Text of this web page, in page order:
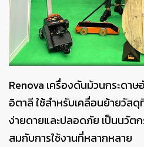
Renova เครื่องดันม้วนกระดาษ
อิตาลี ใช้สำหรับเคลื่อนย้ายวัส
ง่ายดายและปลอดภัย เป็นนวัต
สมกับการใช้งานที่หลากหลาย